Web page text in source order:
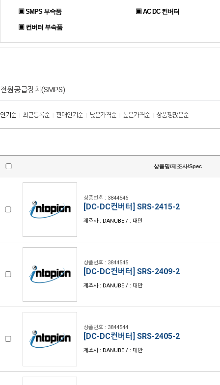
▣ SMPS 부속품 ▣ AC DC 컨버터
▣ 컨버터 부속품
전원공급장치(SMPS)
인기순| 최근등록순| 판매인기순| 낮은가격순| 높은가격순| 상품평많은순
상품명/제조사/Spec
상품번호 : 3844546
[DC-DC컨버터] SRS-2415-2
제조사 : DANUBE / : 대만
상품번호 : 3844545
[DC-DC컨버터] SRS-2409-2
제조사 : DANUBE / : 대만
상품번호 : 3844544
[DC-DC컨버터] SRS-2405-2
제조사 : DANUBE / : 대만